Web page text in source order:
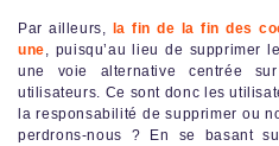
Par ailleurs,
la fin de la fin des
une, puisqu’au lieu de supprimer
une voie alternative centrée
utilisateurs. Ce sont donc les
la responsabilité de supprimer ou
perdrons-nous ? En se basant